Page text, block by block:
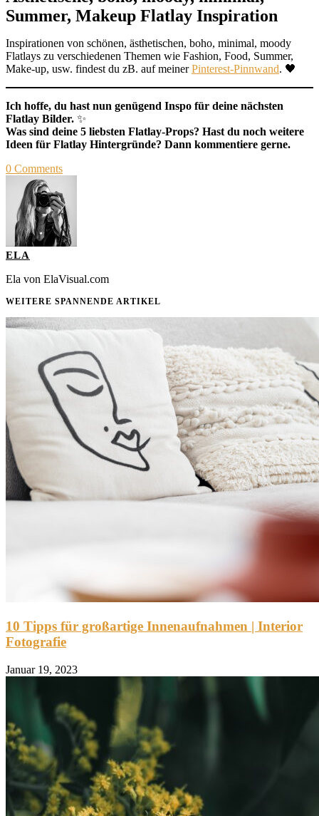
Summer, Makeup Flatlay Inspiration
Inspirationen von schönen, ästhetischen, boho, minimal, moody
Flatlays zu verschiedenen Themen wie Fashion, Food, Summer,
Make-up, usw. findest du zB. auf meinerPinterest-Pinnwand. 🖤
Ich hoffe, du hast nun genügend Inspo für deine nächsten
Flatlay Bilder. ✨
Was sind deine 5 liebsten Flatlay-Props? Hast du noch weitere
Ideen für Flatlay Hintergründe? Dann kommentiere gerne.
0 Comments
ELA
Ela von ElaVisual.com
WEITERE SPANNENDE ARTIKEL
10 Tipps für großartige Innenaufnahmen | Interior
Fotografie
Januar 19, 2023